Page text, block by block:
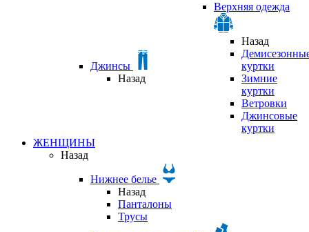
Джинсы
Назад
Верхняя одежда
Назад
куртки
Зимние
куртки
Ветровки
Джинсовые
куртки
ЖЕНЩИНЫ
Назад
Нижнее белье
Назад
Панталоны
Трусы